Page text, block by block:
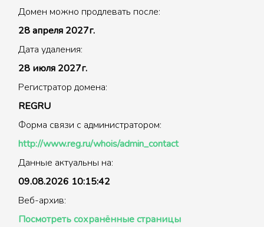
Домен можно продлевать после:
28 апреля 2027г.
Дата удаления:
28 июля 2027г.
Регистратор домена:
REGRU
Форма связи с администратором:
http://www.reg.ru/whois/admin_contact
Данные актуальны на:
09.08.2026 10:15:42
Веб-архив:
Посмотреть сохранённые страницы